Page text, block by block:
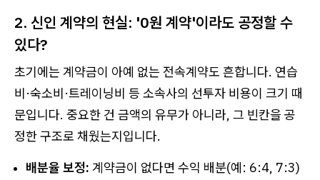
2. 신인 계약의 현실: '0원 계약'이라도 공정할 수
있다?
초기에는 계약금이 아예 없는 전속계약도 흔합니다. 연습
비·숙소비·트레이닝비 등 소속사의 선투자 비용이 크기 때
문입니다. 중요한 건 금액의 유무가 아니라, 그 빈칸을 공
정한 구조로 채웠는지입니다.
배분율 보정: 계약금이 없다면 수익 배분(예: 6:4, 7:3)